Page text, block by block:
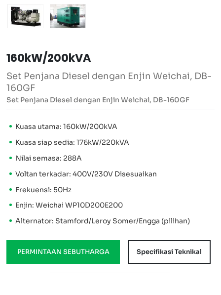
160kW/200kVA
Set Penjana Diesel dengan Enjin Weichai, DB-
160GF
Set Penjana Diesel dengan Enjin Weichai, DB-160GF
Kuasa utama: 160kW/200kVA
Kuasa siap sedia: 176kW/220kVA
Nilai semasa: 288A
Voltan terkadar: 400V/230V Disesuaikan
Frekuensi: 50Hz
Enjin: Weichai WP10D200E200
Alternator: Stamford/Leroy Somer/Engga (pilihan)
PERMINTAAN SEBUTHARGA Specifikasi Teknikal